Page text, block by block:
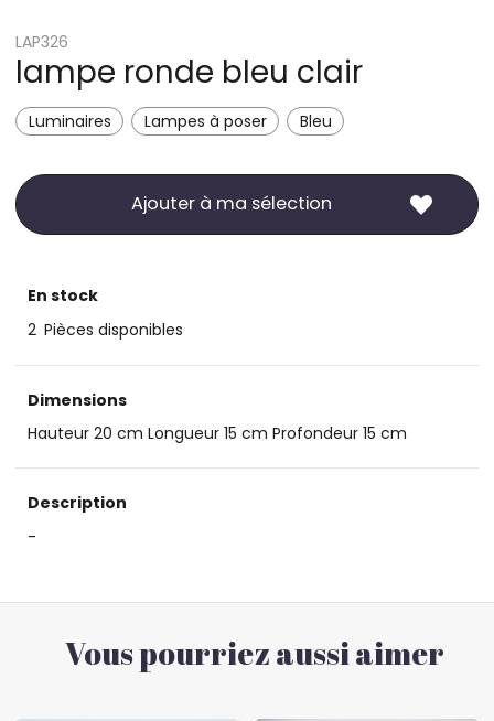
LAP326
lampe ronde bleu clair
Luminaires Lampes à poser Bleu
Ajouter à ma sélection
En stock
2 Pièces disponibles
Dimensions
Hauteur 20 cm Longueur 15 cm Profondeur 15 cm
Description
-
Vous pourriez aussi aimer